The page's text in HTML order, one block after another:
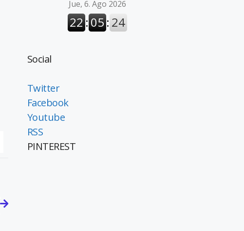
Social
Twitter
Facebook
Youtube
RSS
PINTEREST